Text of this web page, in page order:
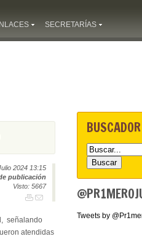
SECRETARÍAS
2024 13:15
publicación
Visto: 5667
señalando
atendidas
BUSCADOR
Tweets by